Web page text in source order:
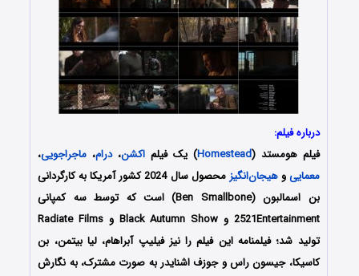
درباره فیلم:
فیلم هومستد (Homestead) یک فیلم اکشن،درام، ماجراجویی،
معماییوهیجان‌انگیز
محصول سال 2024 کشور آمریکا به کارگردانی
بن اسمالبون (Ben Smallbone) است که توسط سه کمپانی‌
2521Entertainment و Black Autumn Show و Radiate Films
تولید شد؛ فیلمنامه این فیلم را نیز فیلیپ آبراهام، لیا بیتمن، بن
کاسیکا، جیسون راس و جوزف اشنایدر به صورت مشترک، به نگارش